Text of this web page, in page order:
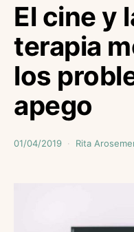
El cine y
terapia
los
apego
01/04/2019 Rita